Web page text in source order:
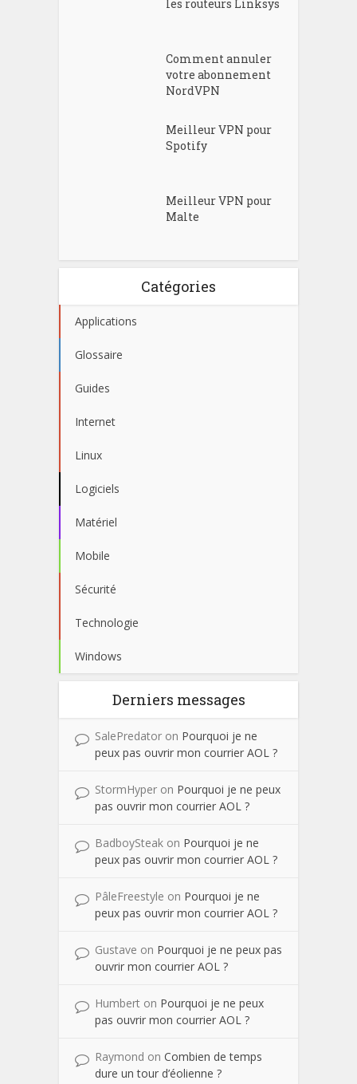
les routeurs Linksys
Comment annuler
votre abonnement
NordVPN
Meilleur VPN pour
Spotify
Meilleur VPN pour
Malte
Catégories
Applications
Glossaire
Guides
Internet
Linux
Logiciels
Matériel
Mobile
Sécurité
Technologie
Windows
Derniers messages
SalePredator on Pourquoi je ne
peux pas ouvrir mon courrier AOL ?
StormHyper on Pourquoi je ne peux
pas ouvrir mon courrier AOL ?
BadboySteak on Pourquoi je ne
peux pas ouvrir mon courrier AOL ?
PâleFreestyle on Pourquoi je ne
peux pas ouvrir mon courrier AOL ?
Gustave on Pourquoi je ne peux pas
ouvrir mon courrier AOL ?
Humbert on Pourquoi je ne peux
pas ouvrir mon courrier AOL ?
Raymond on Combien de temps
dure un tour d’éolienne ?